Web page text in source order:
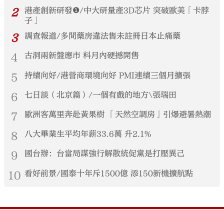
2
港產創新研發❶/中大研量產3D芯片 突破歐美「卡脖
子」
3 調查報道/多間藥房違法售未註冊日本止痛藥
4 古洞兩新盤應市 料月內硬撼開售
5 持續向好/港營商環境向好 PMI連續三個月擴張
6 七日談（北京篇）/一個有戲的地方\張瑞田
7 歐洲客萬里奔赴黃果樹 「天然空調房」引爆避暑熱潮
8 八大畢業生平均年薪33.6萬 升2.1%
9 國台辦：台當局謀強行解散統促黨是打壓異己
10 看好前景/國泰十年斥1500億 添150新機擴航點